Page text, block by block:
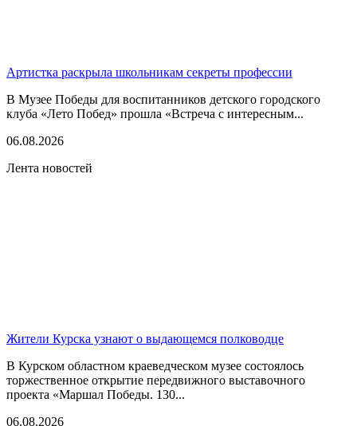
Артистка раскрыла школьникам секреты профессии
В Музее Победы для воспитанников детского городского
клуба «Лето Побед» прошла «Встреча с интересным...
06.08.2026
Лента новостей
Жители Курска узнают о выдающемся полководце
В Курском областном краеведческом музее состоялось
торжественное открытие передвижного выставочного
проекта «Маршал Победы. 130...
06.08.2026